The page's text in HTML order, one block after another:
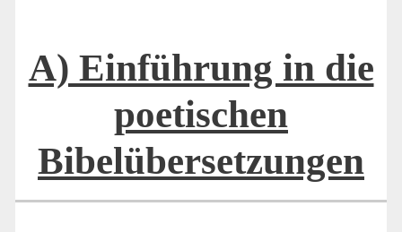
A) Einführung in die
poetischen
Bibelübersetzungen